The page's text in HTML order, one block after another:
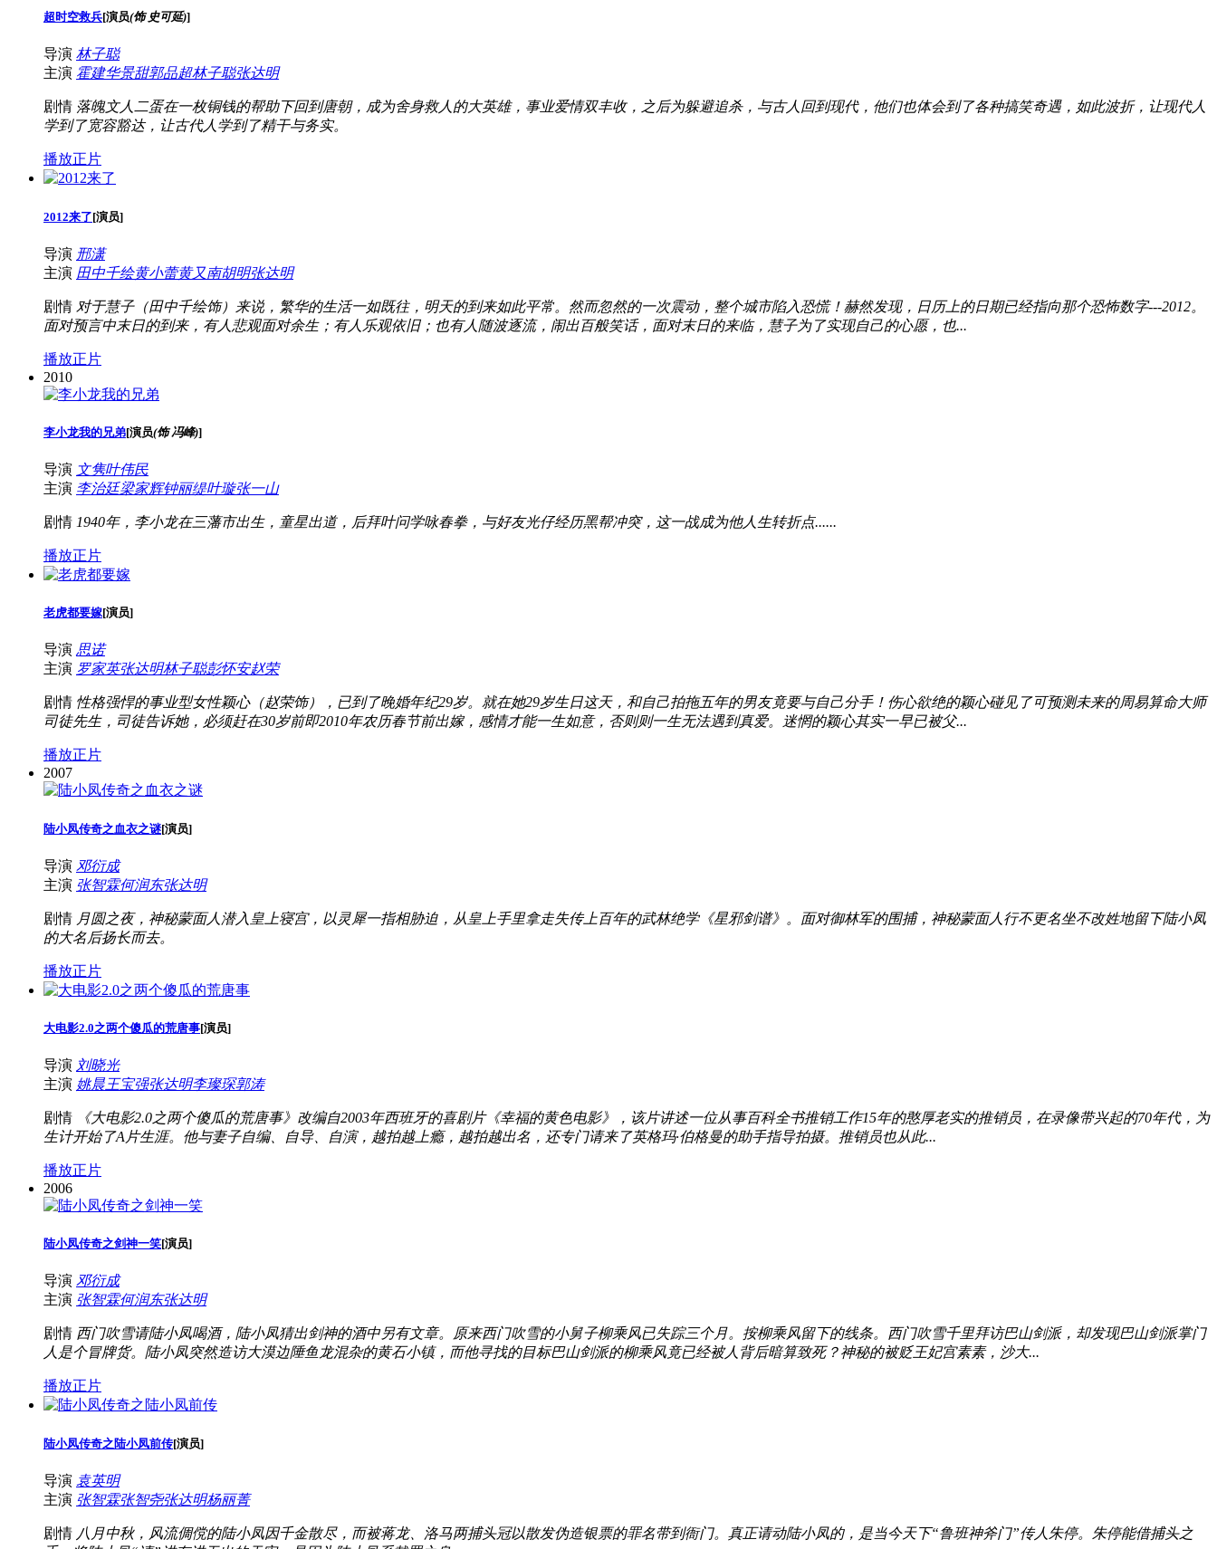
超时空救兵[演员(饰 史可延)]
导演 林子聪
主演 霍建华景甜郭品超林子聪张达明
剧情 落魄文人二蛋在一枚铜钱的帮助下回到唐朝，成为舍身救人的大英雄，事业爱情双丰收，之后为躲避追杀，与古人回到现代，他们也体会到了各种搞笑奇遇，如此波折，让现代人
学到了宽容豁达，让古代人学到了精干与务实。
播放正片
2012来了[演员]
导演 邢潇
主演 田中千绘黄小蕾黄又南胡明张达明
剧情 对于慧子（田中千绘饰）来说，繁华的生活一如既往，明天的到来如此平常。然而忽然的一次震动，整个城市陷入恐慌！赫然发现，日历上的日期已经指向那个恐怖数字---2012。
面对预言中末日的到来，有人悲观面对余生；有人乐观依旧；也有人随波逐流，闹出百般笑话，面对末日的来临，慧子为了实现自己的心愿，也...
播放正片
2010
李小龙我的兄弟[演员(饰 冯峰)]
导演 文隽叶伟民
主演 李治廷梁家辉钟丽缇叶璇张一山
剧情 1940年，李小龙在三藩市出生，童星出道，后拜叶问学咏春拳，与好友光仔经历黑帮冲突，这一战成为他人生转折点......
播放正片
老虎都要嫁[演员]
导演 思诺
主演 罗家英张达明林子聪彭怀安赵荣
剧情 性格强悍的事业型女性颖心（赵荣饰），已到了晚婚年纪29岁。就在她29岁生日这天，和自己拍拖五年的男友竟要与自己分手！伤心欲绝的颖心碰见了可预测未来的周易算命大师
司徒先生，司徒告诉她，必须赶在30岁前即2010年农历春节前出嫁，感情才能一生如意，否则则一生无法遇到真爱。迷惘的颖心其实一早已被父...
播放正片
2007
陆小凤传奇之血衣之谜[演员]
导演 邓衍成
主演 张智霖何润东张达明
剧情 月圆之夜，神秘蒙面人潜入皇上寝宫，以灵犀一指相胁迫，从皇上手里拿走失传上百年的武林绝学《星邪剑谱》。面对御林军的围捕，神秘蒙面人行不更名坐不改姓地留下陆小凤
的大名后扬长而去。
播放正片
大电影2.0之两个傻瓜的荒唐事[演员]
导演 刘晓光
主演 姚晨王宝强张达明李璨琛郭涛
剧情
《大电影2.0之两个傻瓜的荒唐事》改编自2003年西班牙的喜剧片《幸福的黄色电影》，该片讲述一位从事百科全书推销工作15年的憨厚老实的推销员，在录像带兴起的70年代，为
生计开始了A片生涯。他与妻子自编、自导、自演，越拍越上瘾，越拍越出名，还专门请来了英格玛·伯格曼的助手指导拍摄。推销员也从此...
播放正片
2006
陆小凤传奇之剑神一笑[演员]
导演 邓衍成
主演 张智霖何润东张达明
剧情 西门吹雪请陆小凤喝酒，陆小凤猜出剑神的酒中另有文章。原来西门吹雪的小舅子柳乘风已失踪三个月。按柳乘风留下的线条。西门吹雪千里拜访巴山剑派，却发现巴山剑派掌门
人是个冒牌货。陆小凤突然造访大漠边陲鱼龙混杂的黄石小镇，而他寻找的目标巴山剑派的柳乘风竟已经被人背后暗算致死？神秘的被贬王妃宫素素，沙大...
播放正片
陆小凤传奇之陆小凤前传[演员]
导演 袁英明
主演 张智霖张智尧张达明杨丽菁
剧情 八月中秋，风流倜傥的陆小凤因千金散尽，而被蒋龙、洛马两捕头冠以散发伪造银票的罪名带到衙门。真正请动陆小凤的，是当今天下“鲁班神斧门”传人朱停。朱停能借捕头之